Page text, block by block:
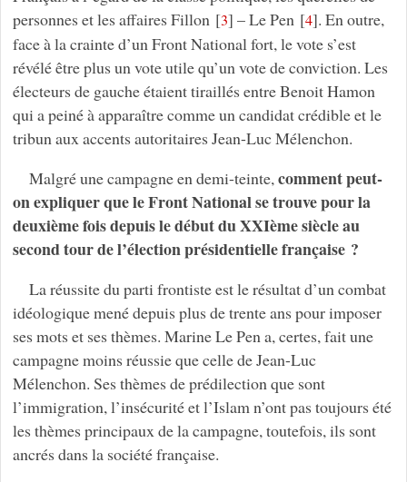
personnes et les affaires Fillon[3] – Le Pen[4]. En outre,
face à la crainte d’un Front National fort, le vote s’est
révélé être plus un vote utile qu’un vote de conviction. Les
électeurs de gauche étaient tiraillés entre Benoit Hamon
qui a peiné à apparaître comme un candidat crédible et le
tribun aux accents autoritaires Jean-Luc Mélenchon.
Malgré une campagne en demi-teinte,comment peut-
on expliquer que le Front National se trouve pour la
deuxième fois depuis le début du XXIème siècle au
second tour de l’élection présidentielle française ?
La réussite du parti frontiste est le résultat d’un combat
idéologique mené depuis plus de trente ans pour imposer
ses mots et ses thèmes. Marine Le Pen a, certes, fait une
campagne moins réussie que celle de Jean-Luc
Mélenchon. Ses thèmes de prédilection que sont
l’immigration, l’insécurité et l’Islam n’ont pas toujours été
les thèmes principaux de la campagne, toutefois, ils sont
ancrés dans la société française.